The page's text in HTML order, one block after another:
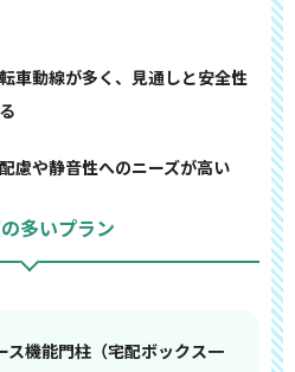
車動線が多く、見通しと安全性
慮や静音性へのニーズが高い
多いプラン
ス機能門柱（宅配ボックス一